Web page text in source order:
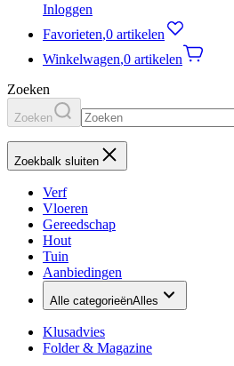
Inloggen
Favorieten,0 artikelen
Winkelwagen,0 artikelen
Zoeken
Zoeken
Zoekbalk sluiten
Verf
Vloeren
Gereedschap
Hout
Tuin
Aanbiedingen
Alle categorieënAlles
Klusadvies
Folder & Magazine